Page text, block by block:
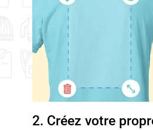
2. Créez votre